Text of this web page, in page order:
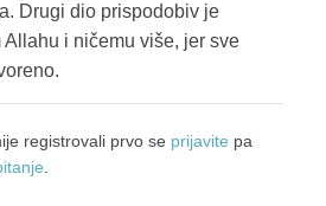
Drugi dio prispodobiv je
i ničemu više, jer sve
registrovali prvo se prijavite pa
.